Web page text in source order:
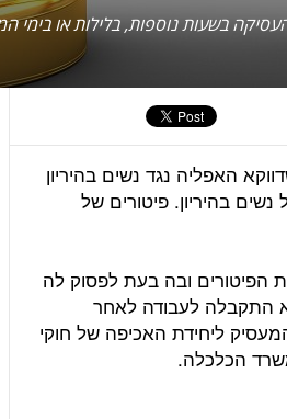
בשעות נוספות, בלילות או בימי
האפליה נגד נשים בהיריון
בהיריון. פיטורים של
הפיטורים ובה בעת לפסוק לה
התקבלה לעבודה לאחר
ליחידת האכיפה של חוקי
הכלכלה.